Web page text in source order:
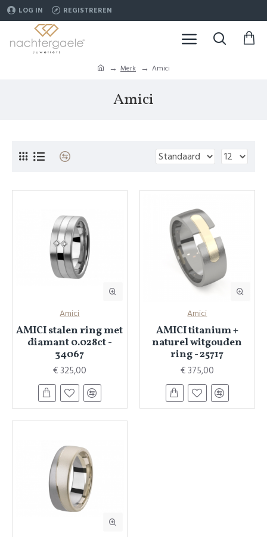
LOG IN REGISTREREN
Merk Amici
Amici
Amici
AMICI stalen ring met
diamant 0.028ct -
34067
€ 325,00
Amici
AMICI titanium +
naturel witgouden
ring - 25717
€ 375,00